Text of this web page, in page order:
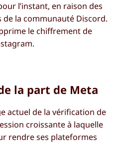
l’instant, en raison des
la communauté Discord.
le chiffrement de
la part de Meta
actuel de la vérification de
croissante à laquelle
rendre ses plateformes